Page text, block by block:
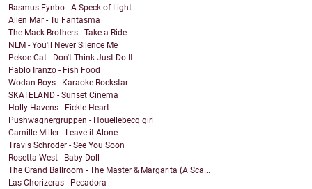
Rasmus Fynbo - A Speck of Light
Allen Mar - Tu Fantasma
The Mack Brothers - Take a Ride
NLM - You'll Never Silence Me
Pekoe Cat - Don't Think Just Do It
Pablo Iranzo - Fish Food
Wodan Boys - Karaoke Rockstar
SKATELAND - Sunset Cinema
Holly Havens - Fickle Heart
Pushwagnergruppen - Houellebecq girl
Camille Miller - Leave it Alone
Travis Schroder - See You Soon
Rosetta West - Baby Doll
The Grand Ballroom - The Master & Margarita (A Sca...
Las Chorizeras - Pecadora